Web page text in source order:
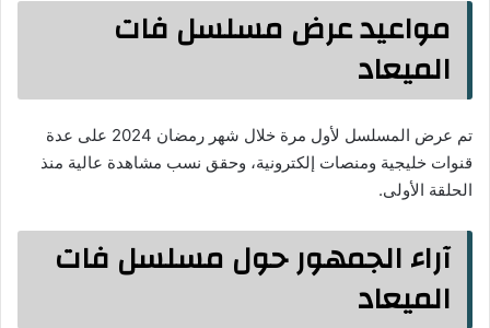
مواعيد عرض مسلسل فات
الميعاد
تم عرض المسلسل لأول مرة خلال شهر رمضان 2024 على عدة
قنوات خليجية ومنصات إلكترونية، وحقق نسب مشاهدة عالية منذ
الحلقة الأولى.
آراء الجمهور حول مسلسل فات
الميعاد